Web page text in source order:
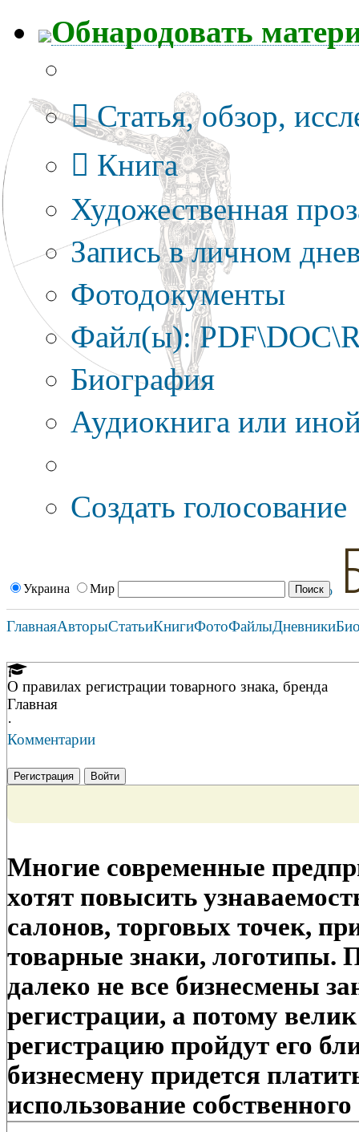
Обнародовать
Статья, обзор,
Книга
Художественная
Запись в личном
Фотодокументы
Файл(ы):
Биография
Аудиокнига или
Создать голосование
Украина Мир
ГлавнаяАвторыСтатьиКнигиФотоФайлыДневники
О правилах регистрации товарного знака, бренда
Главная
·
Комментарии
Регистрация Войти
Многие современные
хотят повысить
салонов, торговых точек,
товарные знаки, логотипы.
далеко не все бизнесмены
регистрации, а потому
регистрацию пройдут его
бизнесмену придется
использование